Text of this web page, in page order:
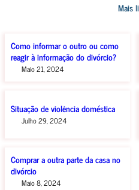
Mais
Como informar o outro ou como
reagir à informação do divórcio?
Maio 21, 2024
Situação de violência doméstica
Julho 29, 2024
Comprar a outra parte da casa no
divórcio
Maio 8, 2024